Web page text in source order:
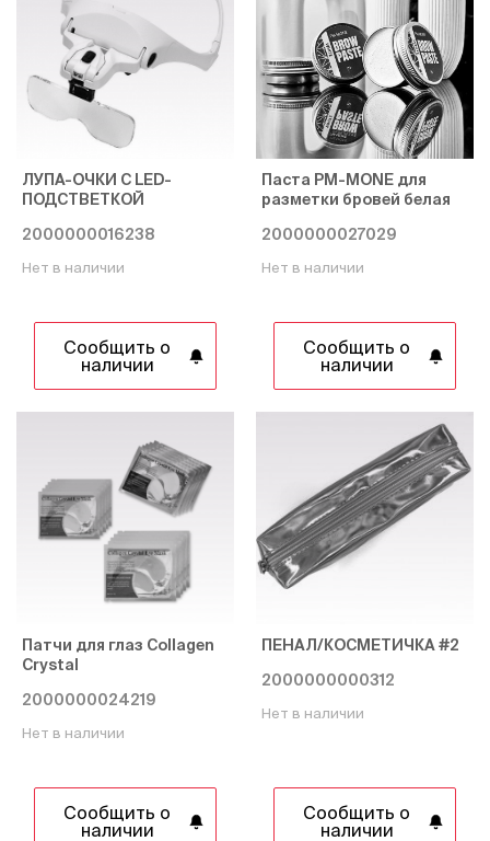
ЛУПА-ОЧКИ С LED-
ПОДСТВЕТКОЙ
2000000016238
Нет в наличии
Сообщить о
наличии
Паста PM-MONE для
разметки бровей белая
2000000027029
Нет в наличии
Сообщить о
наличии
Патчи для глаз Collagen
Crystal
2000000024219
Нет в наличии
Сообщить о
наличии
ПЕНАЛ/КОСМЕТИЧКА #2
2000000000312
Нет в наличии
Сообщить о
наличии